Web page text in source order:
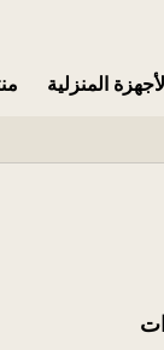
المنزلية